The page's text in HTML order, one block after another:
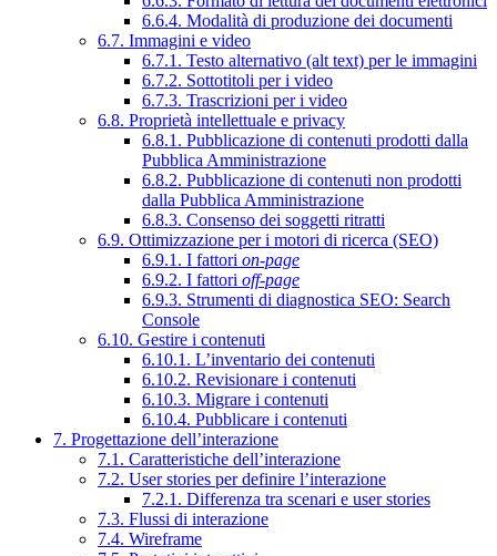
6.6.4. Modalità di produzione dei documenti
6.7. Immagini e video
6.7.1. Testo alternativo (alt text) per le immagini
6.7.2. Sottotitoli per i video
6.7.3. Trascrizioni per i video
6.8. Proprietà intellettuale e privacy
6.8.1. Pubblicazione di contenuti prodotti dalla
Pubblica Amministrazione
6.8.2. Pubblicazione di contenuti non prodotti
dalla Pubblica Amministrazione
6.8.3. Consenso dei soggetti ritratti
6.9. Ottimizzazione per i motori di ricerca (SEO)
6.9.1. I fattori on-page
6.9.2. I fattori off-page
6.9.3. Strumenti di diagnostica SEO: Search
Console
6.10. Gestire i contenuti
6.10.1. L’inventario dei contenuti
6.10.2. Revisionare i contenuti
6.10.3. Migrare i contenuti
6.10.4. Pubblicare i contenuti
7. Progettazione dell’interazione
7.1. Caratteristiche dell’interazione
7.2. User stories per definire l’interazione
7.2.1. Differenza tra scenari e user stories
7.3. Flussi di interazione
7.4. Wireframe